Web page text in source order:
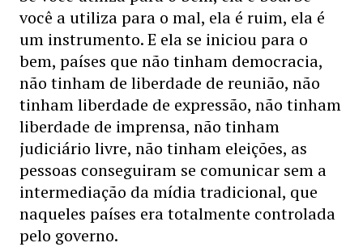
você a utiliza para o mal, ela é ruim, ela é
um instrumento. E ela se iniciou para o
bem, países que não tinham democracia,
não tinham de liberdade de reunião, não
tinham liberdade de expressão, não tinham
liberdade de imprensa, não tinham
judiciário livre, não tinham eleições, as
pessoas conseguiram se comunicar sem a
intermediação da mídia tradicional, que
naqueles países era totalmente controlada
pelo governo.